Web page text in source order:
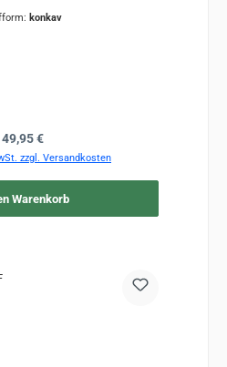
konkav
Regulärer Preis:
49,95 €
zzgl. Versandkosten
Warenkorb